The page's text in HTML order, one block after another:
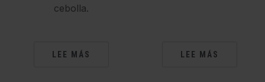
cebolla.
LEE MÁS LEE MÁS